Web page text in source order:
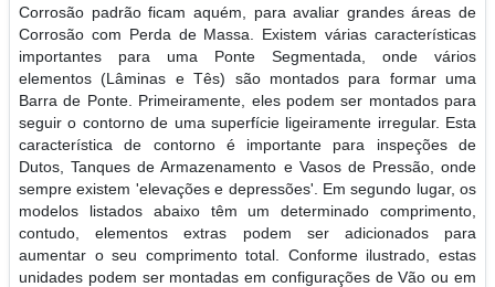
Corrosão padrão ficam aquém, para avaliar grandes áreas de
Corrosão com Perda de Massa. Existem várias características
importantes para uma Ponte Segmentada, onde vários
elementos (Lâminas e Tês) são montados para formar uma
Barra de Ponte. Primeiramente, eles podem ser montados para
seguir o contorno de uma superfície ligeiramente irregular. Esta
característica de contorno é importante para inspeções de
Dutos, Tanques de Armazenamento e Vasos de Pressão, onde
sempre existem 'elevações e depressões'. Em segundo lugar, os
modelos listados abaixo têm um determinado comprimento,
contudo, elementos extras podem ser adicionados para
aumentar o seu comprimento total. Conforme ilustrado, estas
unidades podem ser montadas em configurações de Vão ou em